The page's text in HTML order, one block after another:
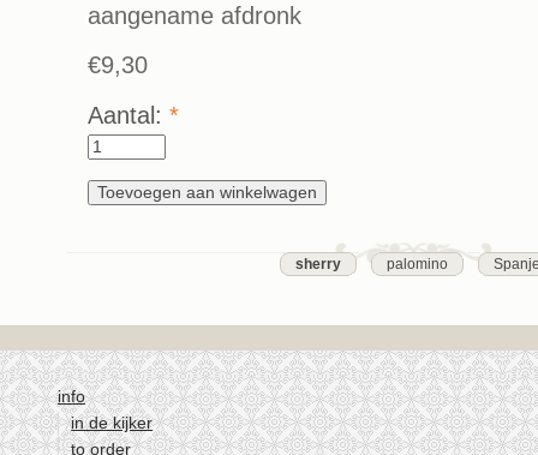
aangename afdronk
€9,30
Aantal: *
sherry palomino
info
in de kijker
to order